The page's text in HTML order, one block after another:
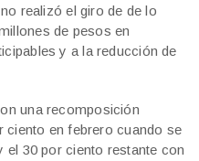
realizó el giro de de lo
de pesos en
y a la reducción de
una recomposición
ciento en febrero cuando se
el 30 por ciento restante con